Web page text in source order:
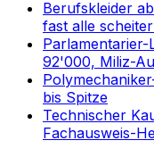
Berufskleider
fast alle
92'000, Miliz-
bis Spitze
Technischer
Fachausweis-